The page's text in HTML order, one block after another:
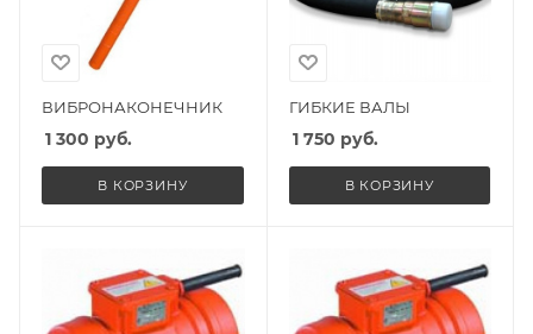
ВИБРОНАКОНЕЧНИК
1 300 руб.
В КОРЗИНУ
ГИБКИЕ ВАЛЫ
1 750 руб.
В КОРЗИНУ